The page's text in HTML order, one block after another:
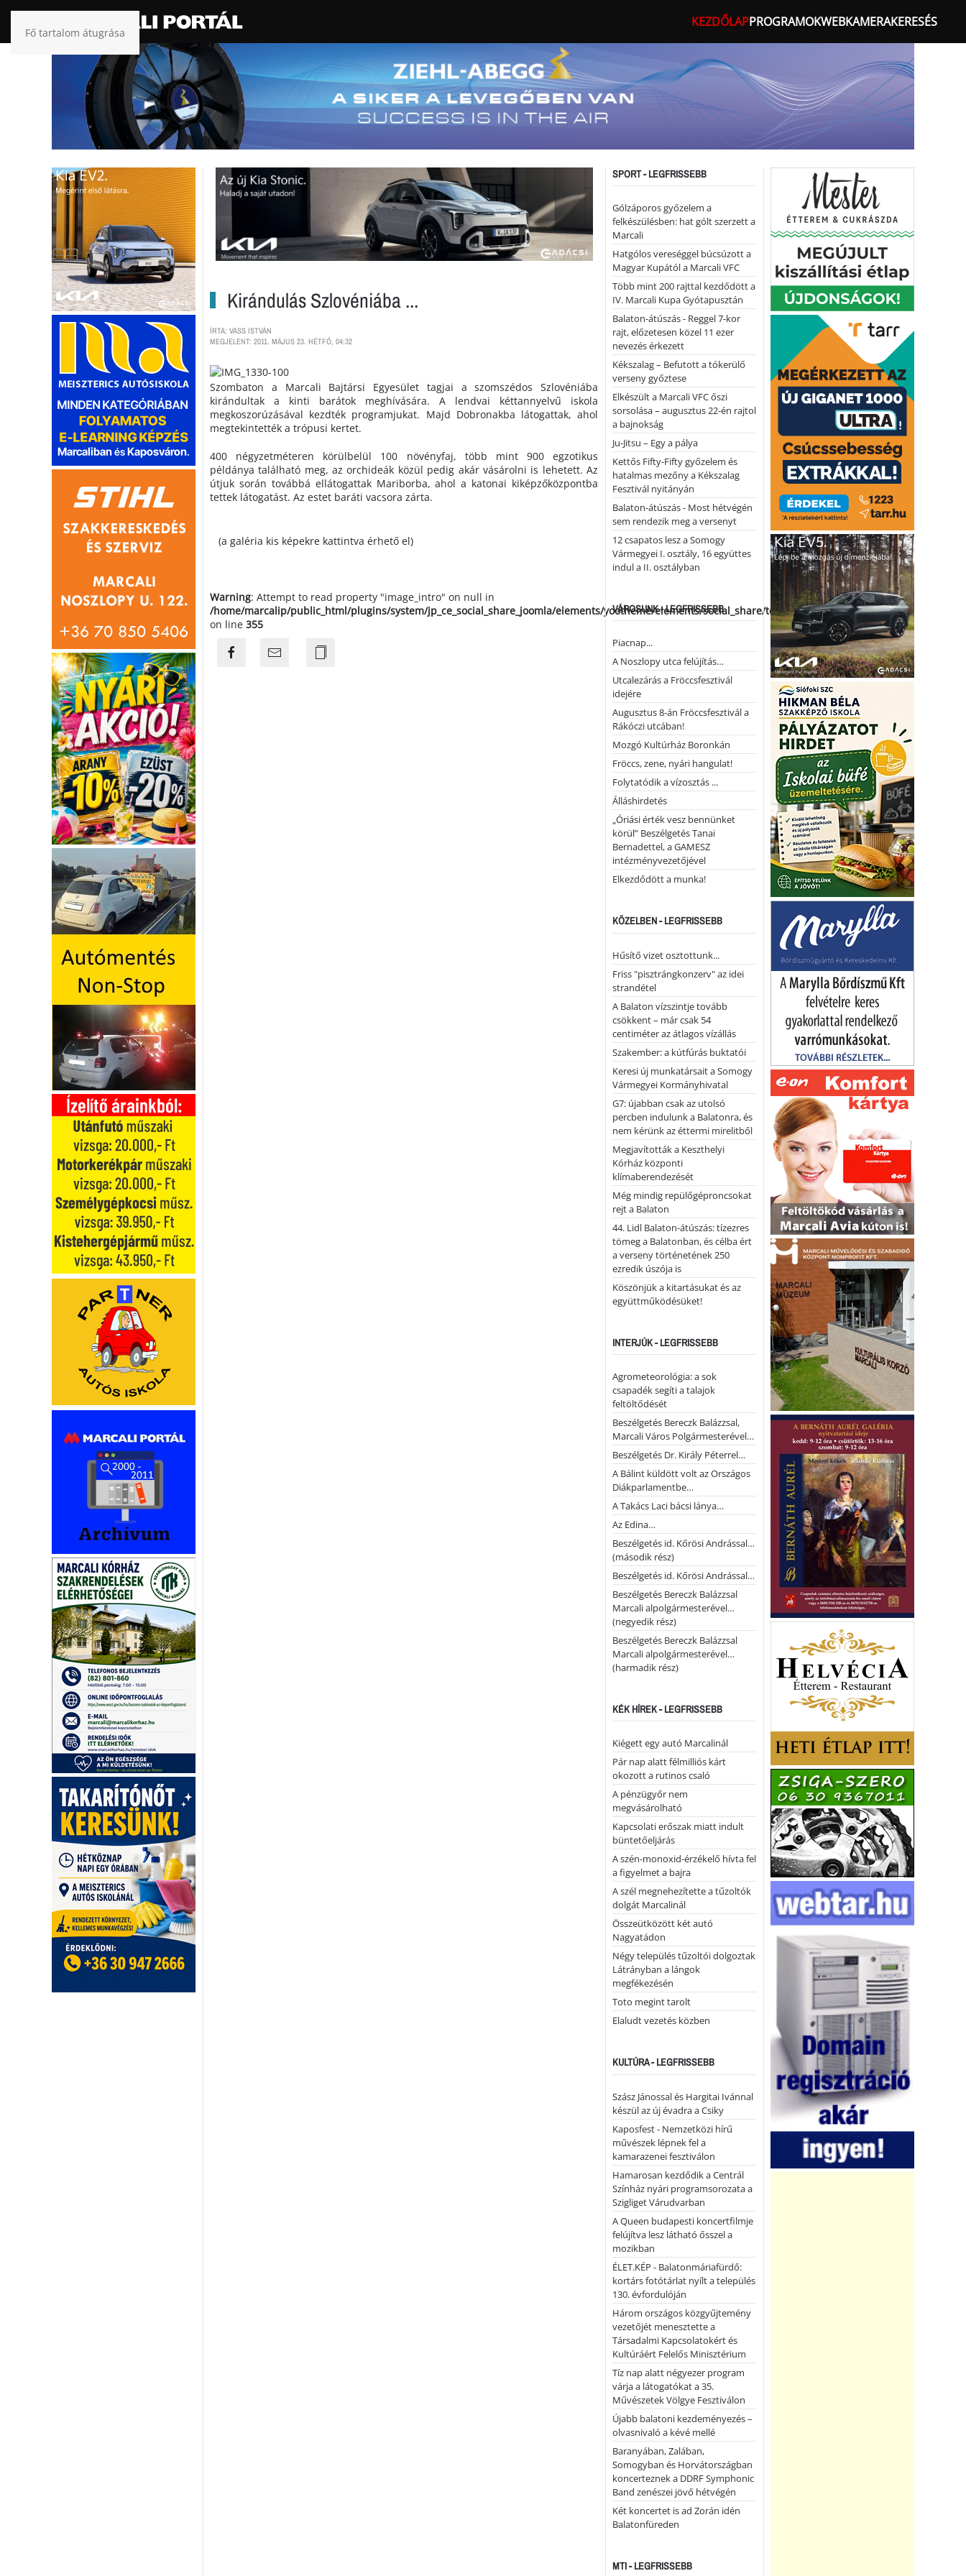
Fő tartalom átugrása
KEZDŐLAPPROGRAMOKWEBKAMERAKERESÉS
Kirándulás Szlovéniába ...
ÍRTA: VASS ISTVÁN
MEGJELENT: 2011. MÁJUS 23. HÉTFŐ, 04:32
Szombaton a Marcali Bajtársi Egyesület tagjai a szomszédos Szlovéniába
kirándultak a kinti barátok meghívására. A lendvai kéttannyelvű iskola
megkoszorúzásával kezdték programjukat. Majd Dobronakba látogattak, ahol
megtekintették a trópusi kertet.
400 négyzetméteren körülbelül 100 növényfaj, több mint 900 egzotikus
példánya található meg, az orchideák közül pedig akár vásárolni is lehetett. Az
útjuk során továbbá ellátogattak Mariborba, ahol a katonai kiképzőközpontba
tettek látogatást. Az estet baráti vacsora zárta.
(a galéria kis képekre kattintva érhető el)
Warning: Attempt to read property "image_intro" on null in
/home/marcalip/public_html/plugins/system/jp_ce_social_share_joomla/elements/yootheme/elements/social_share/templates/template.php
on line 355
SPORT - LEGFRISSEBB
Gólzáporos győzelem a
felkészülésben: hat gólt szerzett a
Marcali
Hatgólos vereséggel búcsúzott a
Magyar Kupától a Marcali VFC
Több mint 200 rajttal kezdődött a
IV. Marcali Kupa Gyótapusztán
Balaton-átúszás - Reggel 7-kor
rajt, előzetesen közel 11 ezer
nevezés érkezett
Kékszalag – Befutott a tókerülő
verseny győztese
Elkészült a Marcali VFC őszi
sorsolása – augusztus 22-én rajtol
a bajnokság
Ju-Jitsu – Egy a pálya
Kettős Fifty-Fifty győzelem és
hatalmas mezőny a Kékszalag
Fesztivál nyitányán
Balaton-átúszás - Most hétvégén
sem rendezik meg a versenyt
12 csapatos lesz a Somogy
Vármegyei I. osztály, 16 együttes
indul a II. osztályban
VÁROSUNK - LEGFRISSEBB
Piacnap...
A Noszlopy utca felújítás…
Utcalezárás a Fröccsfesztivál
idejére
Augusztus 8-án Fröccsfesztivál a
Rákóczi utcában!
Mozgó Kultúrház Boronkán
Fröccs, zene, nyári hangulat!
Folytatódik a vízosztás ...
Álláshirdetés
„Óriási érték vesz bennünket
körül” Beszélgetés Tanai
Bernadettel, a GAMESZ
intézményvezetőjével
Elkezdődött a munka!
KÖZELBEN - LEGFRISSEBB
Hűsítő vizet osztottunk...
Friss "pisztrángkonzerv" az idei
strandétel
A Balaton vízszintje tovább
csökkent – már csak 54
centiméter az átlagos vízállás
Szakember: a kútfúrás buktatói
Keresi új munkatársait a Somogy
Vármegyei Kormányhivatal
G7: újabban csak az utolsó
percben indulunk a Balatonra, és
nem kérünk az éttermi mirelitből
Megjavították a Keszthelyi
Kórház központi
klímaberendezését
Még mindig repülőgéproncsokat
rejt a Balaton
44. Lidl Balaton-átúszás: tízezres
tömeg a Balatonban, és célba ért
a verseny történetének 250
ezredik úszója is
Köszönjük a kitartásukat és az
együttműködésüket!
INTERJÚK - LEGFRISSEBB
Agrometeorológia: a sok
csapadék segíti a talajok
feltöltődését
Beszélgetés Bereczk Balázzsal,
Marcali Város Polgármesterével…
Beszélgetés Dr. Király Péterrel…
A Bálint küldött volt az Országos
Diákparlamentbe…
A Takács Laci bácsi lánya…
Az Edina…
Beszélgetés id. Kőrösi Andrással…
(második rész)
Beszélgetés id. Kőrösi Andrással…
Beszélgetés Bereczk Balázzsal
Marcali alpolgármesterével…
(negyedik rész)
Beszélgetés Bereczk Balázzsal
Marcali alpolgármesterével…
(harmadik rész)
KÉK HÍREK - LEGFRISSEBB
Kiégett egy autó Marcalinál
Pár nap alatt félmilliós kárt
okozott a rutinos csaló
A pénzügyőr nem
megvásárolható
Kapcsolati erőszak miatt indult
büntetőeljárás
A szén-monoxid-érzékelő hívta fel
a figyelmet a bajra
A szél megnehezítette a tűzoltók
dolgát Marcalinál
Összeütközött két autó
Nagyatádon
Négy település tűzoltói dolgoztak
Látrányban a lángok
megfékezésén
Toto megint tarolt
Elaludt vezetés közben
KULTÚRA - LEGFRISSEBB
Szász Jánossal és Hargitai Ivánnal
készül az új évadra a Csiky
Kaposfest - Nemzetközi hírű
művészek lépnek fel a
kamarazenei fesztiválon
Hamarosan kezdődik a Centrál
Színház nyári programsorozata a
Szigliget Várudvarban
A Queen budapesti koncertfilmje
felújítva lesz látható ősszel a
mozikban
ÉLET.KÉP - Balatonmáriafürdő:
kortárs fotótárlat nyílt a település
130. évfordulóján
Három országos közgyűjtemény
vezetőjét menesztette a
Társadalmi Kapcsolatokért és
Kultúráért Felelős Minisztérium
Tíz nap alatt négyezer program
várja a látogatókat a 35.
Művészetek Völgye Fesztiválon
Újabb balatoni kezdeményezés –
olvasnivaló a kévé mellé
Baranyában, Zalában,
Somogyban és Horvátországban
koncerteznek a DDRF Symphonic
Band zenészei jövő hétvégén
Két koncertet is ad Zorán idén
Balatonfüreden
MTI - LEGFRISSEBB